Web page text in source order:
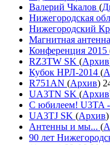
Валерий Чкалов (
Нижегородская
Нижегородский
Магнитная
Конференция 2015
RZ3TW SK (Архив
Кубок НРЛ-2014 (
R751AN (Архив)
UA3TN SK (Архив
С юбилеем! U3TA -
UA3TJ SK (Архив)
Антенны и мы... (
90 лет